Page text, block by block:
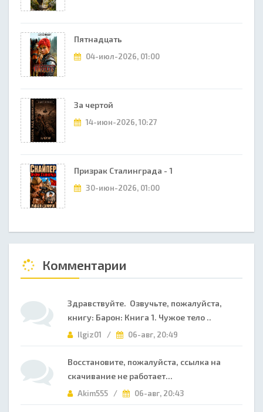
Пятнадцать
04-июл-2026, 01:00
За чертой
14-июн-2026, 10:27
Призрак Сталинграда - 1
30-июн-2026, 01:00
Комментарии
Здравствуйте. Озвучьте, пожалуйста,
книгу: Барон: Книга 1. Чужое тело ..
Ilgiz01 / 06-авг, 20:49
Восстановите, пожалуйста, ссылка на
скачивание не работает...
Akim555 / 06-авг, 20:43